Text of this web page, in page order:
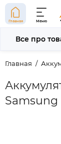
Главная Меню
Главная
Samsung
Все про